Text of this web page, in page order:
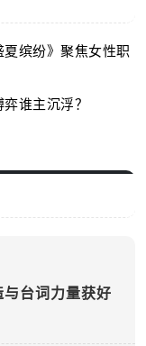
夏缤纷》聚焦女性职
谁主沉浮？
台词力量获好